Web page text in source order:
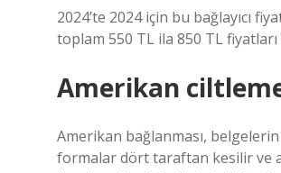
2024’te 2024 için bu bağlayıcı
toplam 550 TL ila 850 TL
Amerikan ciltleme
Amerikan bağlanması,
formalar dört taraftan kesilir ve